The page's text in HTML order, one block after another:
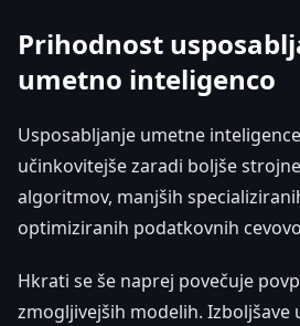
Prihodnost
umetno inteligenco
Usposabljanje umetne
učinkovitejše zaradi boljše
algoritmov, manjših
optimiziranih podatkovnih
Hkrati se še naprej povečuje
zmogljivejših modelih. Izboljšave